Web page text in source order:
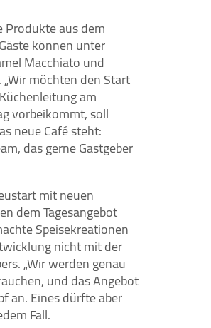
aus dem
können unter
Macchiato und
möchten den Start
am
vorbeikommt, soll
neue Café steht:
das gerne Gastgeber
mit neuen
dem Tagesangebot
Speisekreationen
nicht mit der
„Wir werden genau
und das Angebot
an. Eines dürfte aber
Fall.